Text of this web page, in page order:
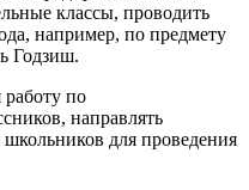
классы, проводить
например, по предмету
Годзиш.
работу по
направлять
для проведения